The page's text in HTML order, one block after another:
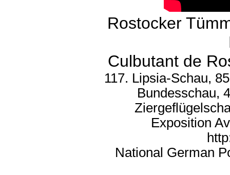
Rostocker
Culbutant de
117. Lipsia-Schau,
Bundesschau,
Exposition
National German